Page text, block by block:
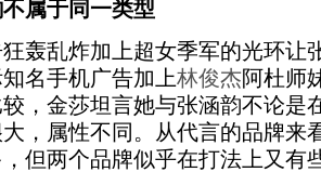
属于同一类型
乱炸加上超女季军的光环让
名手机广告加上林俊杰阿杜师
，金莎坦言她与张涵韵不论是
，属性不同。从代言的品牌来
但两个品牌似乎在打法上又有